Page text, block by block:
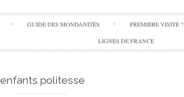
Skip
to
content
GUIDE DES MONDANITÉS PREMIÈRE VISITE ?
LIGNES DE FRANCE
enfants politesse